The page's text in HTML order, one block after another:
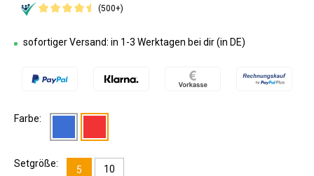
(500+)
sofortiger Versand: in 1-3 Werktagen bei dir (in DE)
Farbe:
Setgröße:
5 10